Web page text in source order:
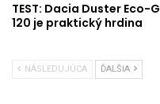
TEST: Dacia Duster Eco-G
120 je praktický hrdina
NÁSLEDUJÚCA ĎALŠIA